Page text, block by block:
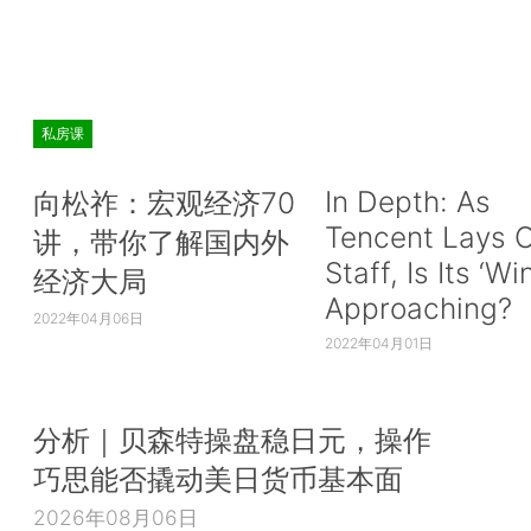
私房课
向松祚：宏观经济70
讲，带你了解国内外
经济大局
2022年04月06日
In Depth: As
Tencent Lays
Staff, Is Its
Approaching?
2022年04月01日
分析｜贝森特操盘稳日元，操作
巧思能否撬动美日货币基本面
2026年08月06日